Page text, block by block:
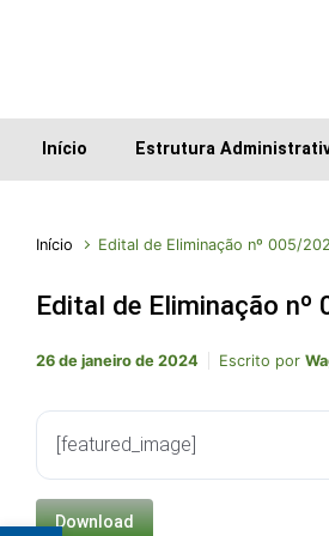
Início Estrutura
Início Edital de Eliminação nº 005/
Edital de Eliminação
26 de janeiro de 2024 Escrito por
[featured_image]
Download